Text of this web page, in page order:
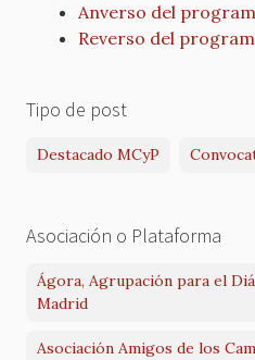
Anverso del
Reverso del
Tipo de post
Destacado MCyP
Asociación o Plataforma
Ágora, Agrupación para el
Madrid
Asociación Amigos de los